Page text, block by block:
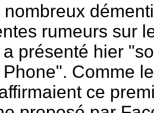
nombreux
rumeurs sur
présenté hier
Comme
ce